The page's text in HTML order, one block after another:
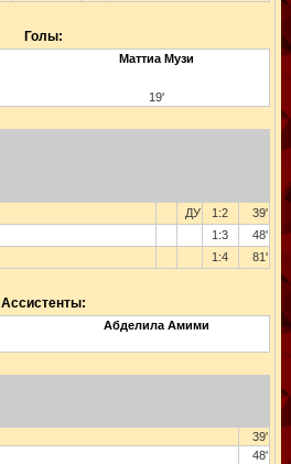
Голы:
Маттиа Музи
19'
ДУ 1:2
39'
1:3
48'
1:4 81'
Ассистенты:
Абделила Амими
39'
48'